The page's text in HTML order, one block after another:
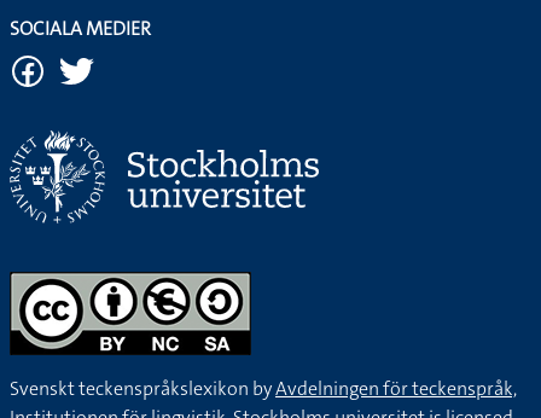
SOCIALA MEDIER
Svenskt teckenspråkslexikon byAvdelningen för teckenspråk,